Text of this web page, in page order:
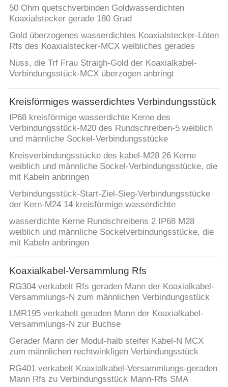
SITEMAP
PRIVACY
POLICY
50 Ohm quetschverbinden Goldwasserdichten
Koaxialstecker gerade 180 Grad
Gold überzogenes wasserdichtes Koaxialstecker-Löten
Rfs des Koaxialstecker-MCX weibliches gerades
Nuss, die Trf Frau Straigh-Gold der Koaxialkabel-
Verbindungsstück-MCX überzogen anbringt
Kreisförmiges wasserdichtes Verbindungsstück
IP68 kreisförmige wasserdichte Kerne des
Verbindungsstück-M20 des Rundschreiben-5 weiblich
und männliche Sockel-Verbindungsstücke
Kreisverbindungsstücke des kabel-M28 26 Kerne
weiblich und männliche Sockel-Verbindungsstücke, die
mit Kabeln anbringen
Verbindungsstück-Start-Ziel-Sieg-Verbindungsstücke
der Kern-M24 14 kreisförmige wasserdichte
wasserdichte Kerne Rundschreibens 2 IP68 M28
weiblich und männliche Sockelverbindungsstücke, die
mit Kabeln anbringen
Koaxialkabel-Versammlung Rfs
RG304 verkabelt Rfs geraden Mann der Koaxialkabel-
Versammlungs-N zum männlichen Verbindungsstück
LMR195 verkabelt geraden Mann der Koaxialkabel-
Versammlungs-N zur Buchse
Gerader Mann der Modul-halb steifer Kabel-N MCX
zum männlichen rechtwinkligen Verbindungsstück
RG401 verkabelt Koaxialkabel-Versammlungs-geraden
Mann Rfs zu Verbindungsstück Mann-Rfs SMA